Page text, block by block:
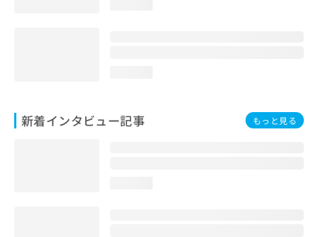
新着インタビュー記事 もっと見る